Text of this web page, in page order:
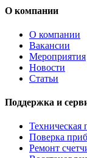
О компании
О компании
Вакансии
Мероприятия
Новости
Статьи
Поддержка и
Техническая
Поверка
Ремонт